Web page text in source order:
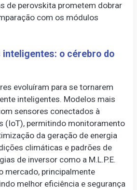
de perovskita prometem dobrar
com os módulos
inteligentes: o cérebro do
evoluíram para se tornarem
inteligentes. Modelos mais
sensores conectados à
(IoT), permitindo monitoramento
da geração de energia
climáticas e padrões de
de inversor como a M.L.P.E.
mercado, principalmente
melhor eficiência e segurança